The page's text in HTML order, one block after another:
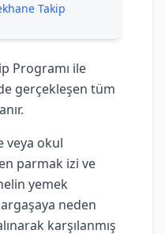
Takip
Programı ile
gerçekleşen tüm
veya okul
parmak izi ve
yemek
neden
karşılanmış